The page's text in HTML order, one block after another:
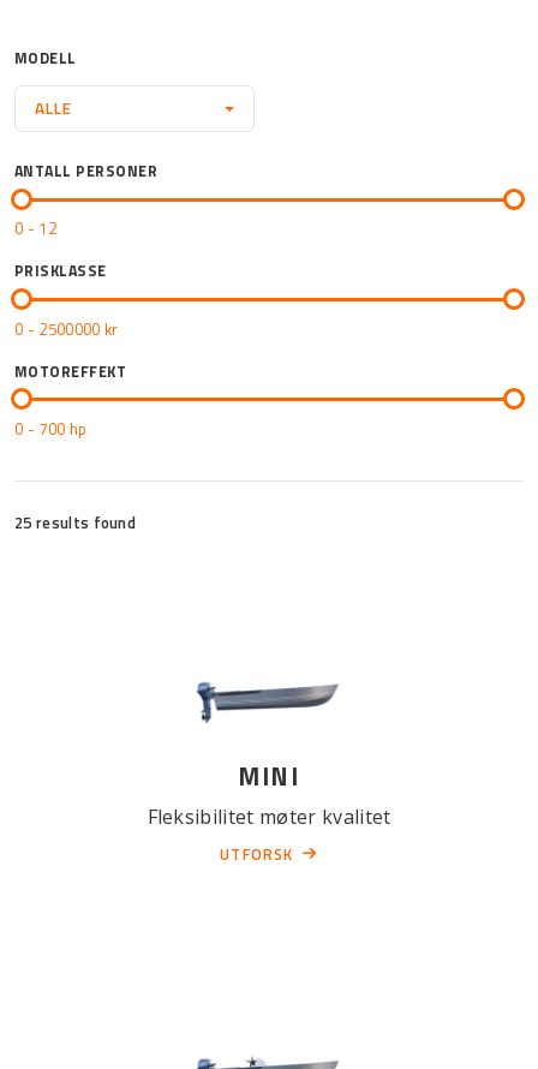
MODELL
ALLE
ANTALL PERSONER
0 - 12
PRISKLASSE
0 - 2500000 kr
MOTOREFFEKT
0 - 700 hp
25 results found
MINI
Fleksibilitet møter kvalitet
UTFORSK